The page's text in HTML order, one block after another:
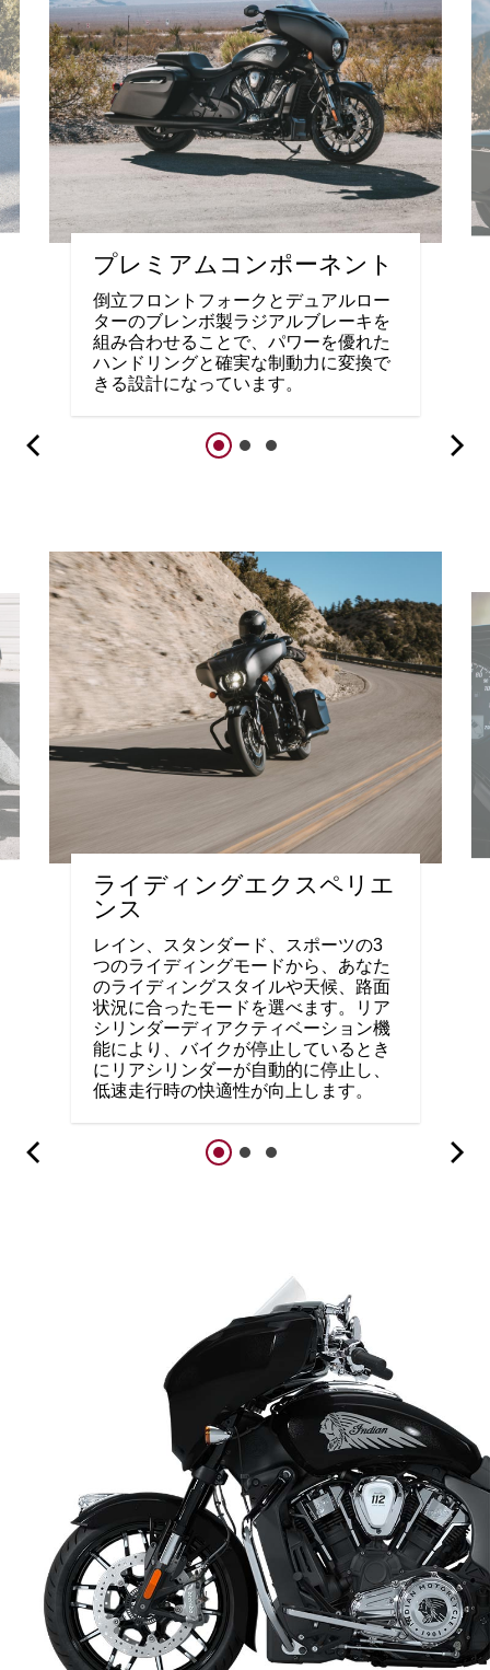
プレミアムコンポーネント
倒立フロントフォークとデュアルロー
ターのブレンボ製ラジアルブレーキを
組み合わせることで、パワーを優れた
ハンドリングと確実な制動力に変換で
きる設計になっています。
ライディングエクスペリエ
ンス
レイン、スタンダード、スポーツの3
つのライディングモードから、あなた
のライディングスタイルや天候、路面
状況に合ったモードを選べます。リア
シリンダーディアクティベーション機
能により、バイクが停止しているとき
にリアシリンダーが自動的に停止し、
低速走行時の快適性が向上します。